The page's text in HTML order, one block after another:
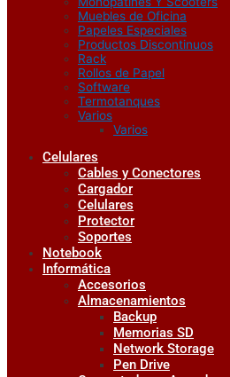
Muebles de Oficina
Papeles Especiales
Productos Discontinuos
Rack
Rollos de Papel
Software
Termotanques
Varios
Varios
Celulares
Cables y Conectores
Cargador
Celulares
Protector
Soportes
Notebook
Informática
Accesorios
Almacenamientos
Backup
Memorias SD
Network Storage
Pen Drive